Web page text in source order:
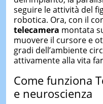
seguire le attività del
robotica. Ora, con il
telecamera montata
muovere il cursore e
gradi dell’ambiente
attivamente alla vita
Come funziona
e neuroscienza